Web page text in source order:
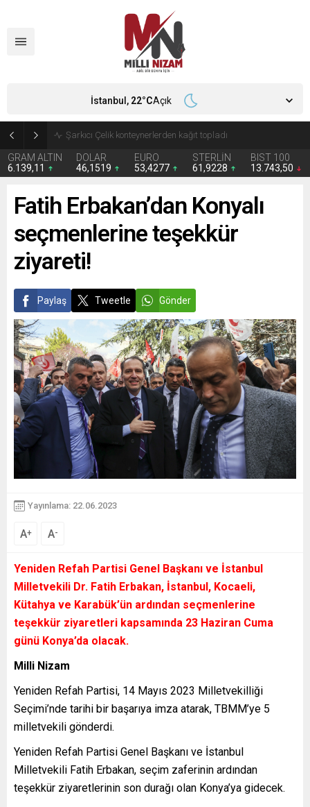
İran 2 ülkeyi birden vurdu
GRAM ALTIN
6.139,11
DOLAR
46,1519
EURO
53,4277
STERLİN
61,9228
BIST 100
13.743,50
İstanbul, 22°CAçık
Fatih Erbakan’dan Konyalı
seçmenlerine teşekkür
ziyareti!
Paylaş Tweetle Gönder
Yayınlama: 22.06.2023
A+ A-
Yeniden Refah Partisi Genel Başkanı ve İstanbul
Milletvekili Dr. Fatih Erbakan, İstanbul, Kocaeli,
Kütahya ve Karabük’ün ardından seçmenlerine
teşekkür ziyaretleri kapsamında 23 Haziran Cuma
günü Konya’da olacak.
Milli Nizam
Yeniden Refah Partisi, 14 Mayıs 2023 Milletvekilliği
Seçimi’nde tarihi bir başarıya imza atarak, TBMM’ye 5
milletvekili gönderdi.
Yeniden Refah Partisi Genel Başkanı ve İstanbul
Milletvekili Fatih Erbakan, seçim zaferinin ardından
teşekkür ziyaretlerinin son durağı olan Konya’ya gidecek.